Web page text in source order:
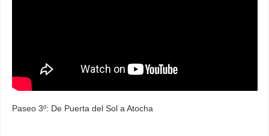
Paseo 3º: De Puerta del Sol a Atocha